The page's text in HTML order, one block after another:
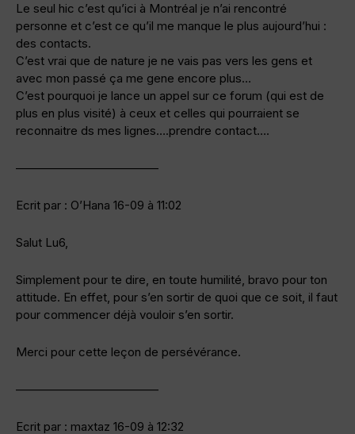
Le seul hic c’est qu’ici à Montréal je n’ai rencontré
personne et c’est ce qu’il me manque le plus aujourd’hui :
des contacts.
C’est vrai que de nature je ne vais pas vers les gens et
avec mon passé ça me gene encore plus…
C’est pourquoi je lance un appel sur ce forum (qui est de
plus en plus visité) à ceux et celles qui pourraient se
reconnaitre ds mes lignes….prendre contact….
————————————
Ecrit par : O’Hana 16-09 à 11:02
Salut Lu6,
Simplement pour te dire, en toute humilité, bravo pour ton
attitude. En effet, pour s’en sortir de quoi que ce soit, il faut
pour commencer déjà vouloir s’en sortir.
Merci pour cette leçon de persévérance.
————————————
Ecrit par : maxtaz 16-09 à 12:32